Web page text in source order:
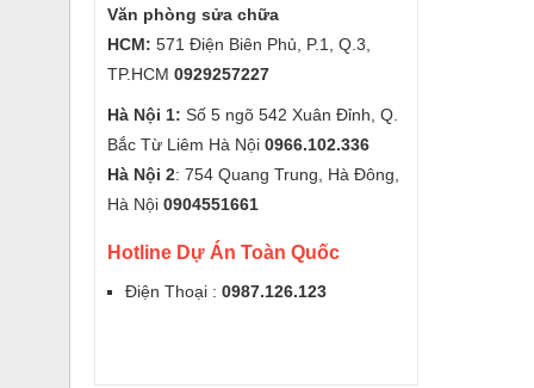
Văn phòng sửa chữa
HCM: 571 Điện Biên Phủ, P.1, Q.3,
TP.HCM 0929257227
Hà Nội 1: Số 5 ngõ 542 Xuân Đỉnh, Q.
Bắc Từ Liêm Hà Nội 0966.102.336
Hà Nội 2: 754 Quang Trung, Hà Đông,
Hà Nội 0904551661
Hotline Dự Án Toàn Quốc
Điện Thoại : 0987.126.123